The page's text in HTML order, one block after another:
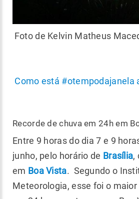
Foto de Kelvin Matheus
Como está #otempodajanela
Recorde de chuva em 24h em
Entre 9 horas do dia 7 e 9
junho, pelo horário de Brasília,
em Boa Vista. Segundo o
Meteorologia, esse foi o